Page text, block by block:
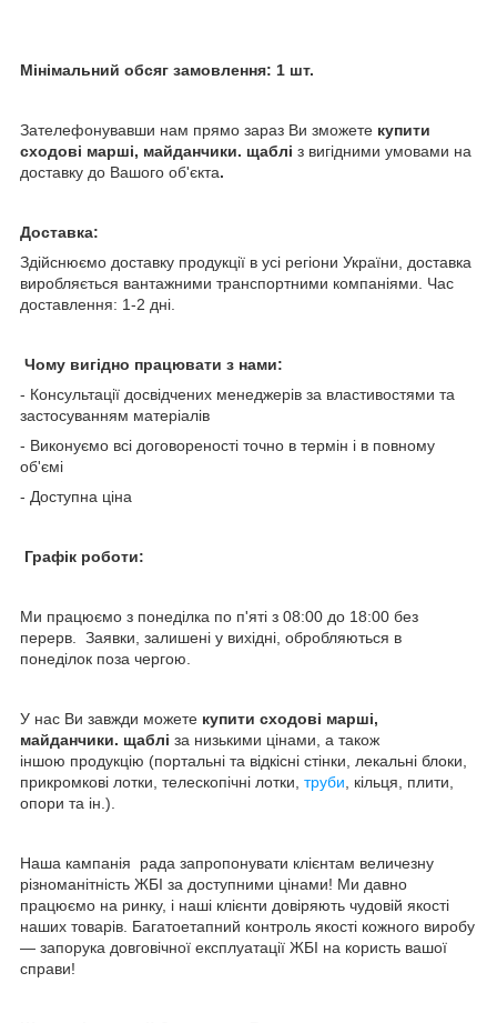
Мінімальний обсяг замовлення: 1 шт.
Зателефонувавши нам прямо зараз Ви зможете купити
сходові марші, майданчики. щаблі з вигідними умовами на
доставку до Вашого об'єкта.
Доставка:
Здійснюємо доставку продукції в усі регіони України, доставка
виробляється вантажними транспортними компаніями. Час
доставлення: 1-2 дні.
Чому вигідно працювати з нами:
- Консультації досвідчених менеджерів за властивостями та
застосуванням матеріалів
- Виконуємо всі договореності точно в термін і в повному
об'ємі
- Доступна ціна
Графік роботи:
Ми працюємо з понеділка по п'яті з 08:00 до 18:00 без
перерв. Заявки, залишені у вихідні, обробляються в
понеділок поза чергою.
У нас Ви завжди можете купити сходові марші,
майданчики. щаблі за низькими цінами, а також
іншою продукцію (портальні та відкісні стінки, лекальні блоки,
прикромкові лотки, телескопічні лотки, труби , кільця, плити,
опори та ін.).
Наша кампанія рада запропонувати клієнтам величезну
різноманітність ЖБІ за доступними цінами! Ми давно
працюємо на ринку, і наші клієнти довіряють чудовій якості
наших товарів. Багатоетапний контроль якості кожного виробу
— запорука довговічної експлуатації ЖБІ на користь вашої
справи!